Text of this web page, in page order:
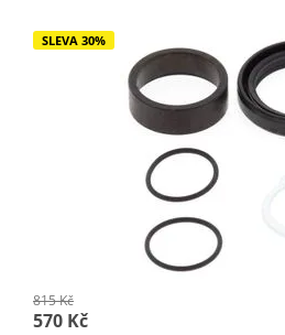
SLEVA 30%
815 Kč
570 Kč